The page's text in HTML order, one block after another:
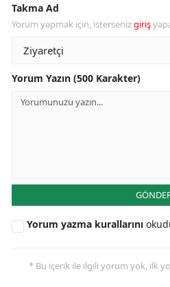
Takma Ad
Yorum yapmak için, istersenizgiriş
Yorum Yazın (500 Karakter)
Yorum yazma kurallarını
* Bu içerik ile ilgili yorum yok, ilk